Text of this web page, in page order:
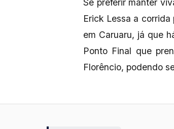
Se preferir manter
Erick Lessa a
em Caruaru, já que
Ponto Final que
Florêncio, podendo